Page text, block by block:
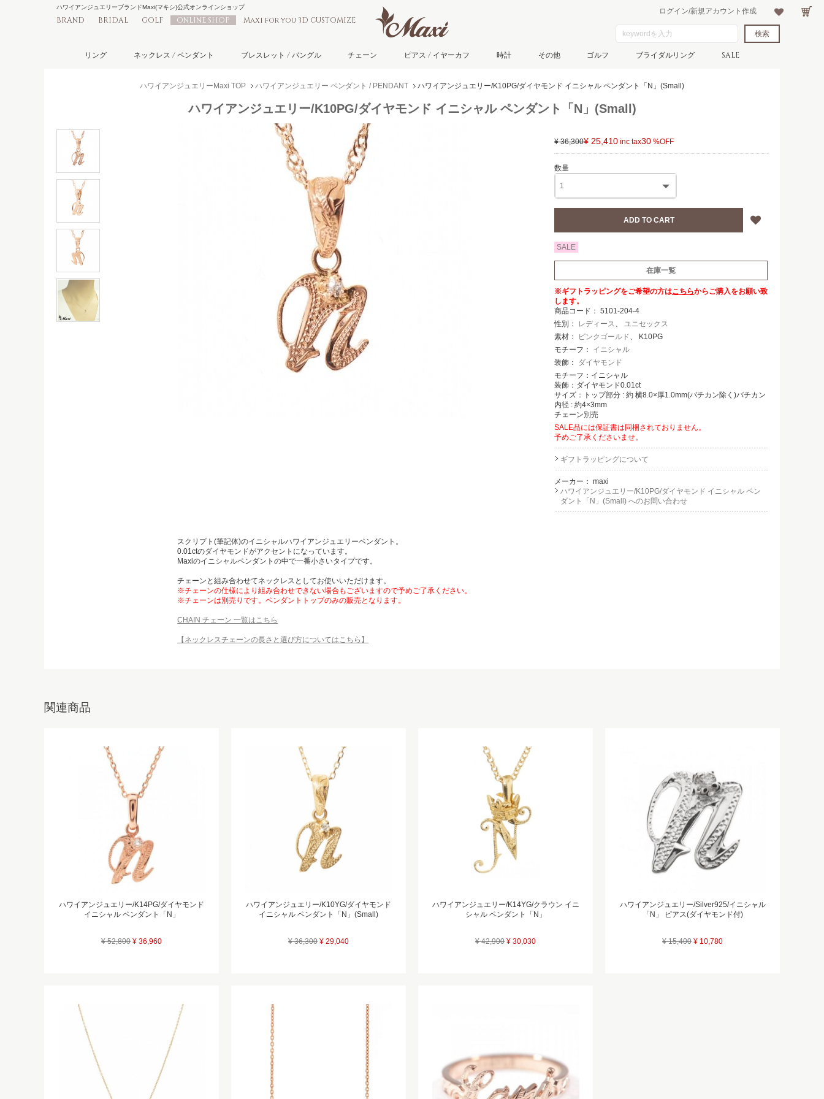
BRAND BRIDAL GOLF ONLINE SHOP Maxi for you 3D CUSTOMIZE
ハワイアンジュエリーブランドMaxi(マキシ)公式オンラインショップ
リング ネックレス / ペンダント ブレスレット / バングル チェーン ピアス / イヤーカフ 時計 その他 ゴルフ ブライダルリング SALE
ハワイアンジュエリーMaxi TOP ハワイアンジュエリー ペンダント / PENDANT ハワイアンジュエリー/K10PG/ダイヤモンド イニシャル ペンダント「N」(Small)
ハワイアンジュエリー/K10PG/ダイヤモンド イニシャル ペンダント「N」(Small)
¥ 36,300¥ 25,410 30
SALE
在庫一覧
※ギフトラッピングをご希望の方はこちらからご購入をお願い致
します。
商品コード： 5101-204-4
性別：
レディース、 ユニセックス
素材：
ピンクゴールド、 K10PG
モチーフ： イニシャル
装飾： ダイヤモンド
モチーフ：イニシャル
装飾：ダイヤモンド0.01ct
サイズ：トップ部分 : 約 横8.0×厚1.0mm(バチカン除く)バチカン
内径 : 約4×3mm
チェーン別売
SALE品には保証書は同梱されておりません。
予めご了承くださいませ。
ギフトラッピングについて
メーカー： maxi
ハワイアンジュエリー/K10PG/ダイヤモンド イニシャル ペン
ダント「N」(Small) へのお問い合わせ
スクリプト(筆記体)のイニシャルハワイアンジュエリーペンダント。
0.01ctのダイヤモンドがアクセントになっています。
Maxiのイニシャルペンダントの中で一番小さいタイプです。
チェーンと組み合わせてネックレスとしてお使いいただけます。
※チェーンの仕様により組み合わせできない場合もございますので予めご了承ください。
※チェーンは別売りです。ペンダントトップのみの販売となります。
CHAIN チェーン 一覧はこちら
【ネックレスチェーンの長さと選び方についてはこちら】
関連商品
ハワイアンジュエリー/K14PG/ダイヤモンド
イニシャル ペンダント「N」
¥ 52,800 ¥ 36,960
ハワイアンジュエリー/K10YG/ダイヤモンド
イニシャル ペンダント「N」(Small)
¥ 36,300 ¥ 29,040
ハワイアンジュエリー/K14YG/クラウン イニ
シャル ペンダント「N」
¥ 42,900 ¥ 30,030
ハワイアンジュエリー/Silver925/イニシャル
「N」 ピアス(ダイヤモンド付)
¥ 15,400 ¥ 10,780
ログイン/新規アカウント作成